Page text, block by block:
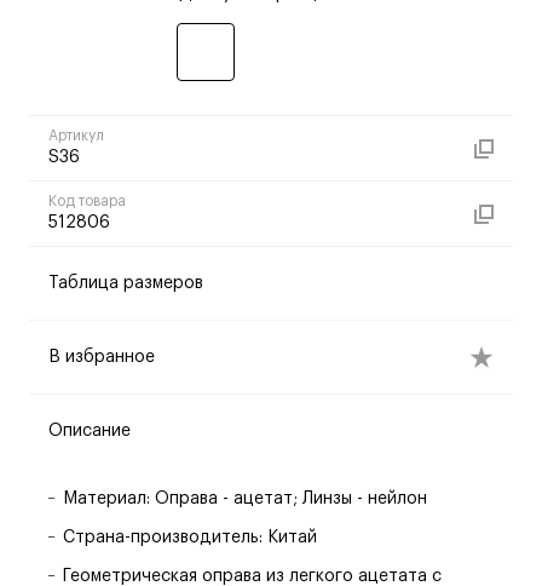
Артикул
S36
Код товара
512806
Таблица размеров
В избранное
Описание
Материал: Оправа - ацетат; Линзы - нейлон
Страна-производитель: Китай
Геометрическая оправа из легкого ацетата с